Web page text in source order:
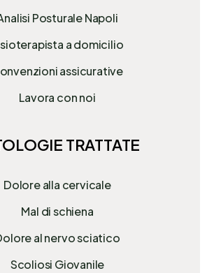
Posturale Napoli
a domicilio
assicurative
Lavora con noi
TRATTATE
Dolore alla cervicale
Mal di schiena
al nervo sciatico
Scoliosi Giovanile